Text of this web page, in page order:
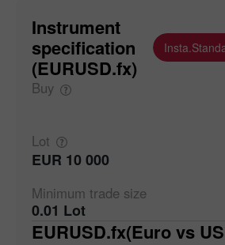
Instrument
specification
(EURUSD.fx)
Buy
Lot
EUR 10 000
Minimum trade size
0.01 Lot
EURUSD.fx(Euro vs